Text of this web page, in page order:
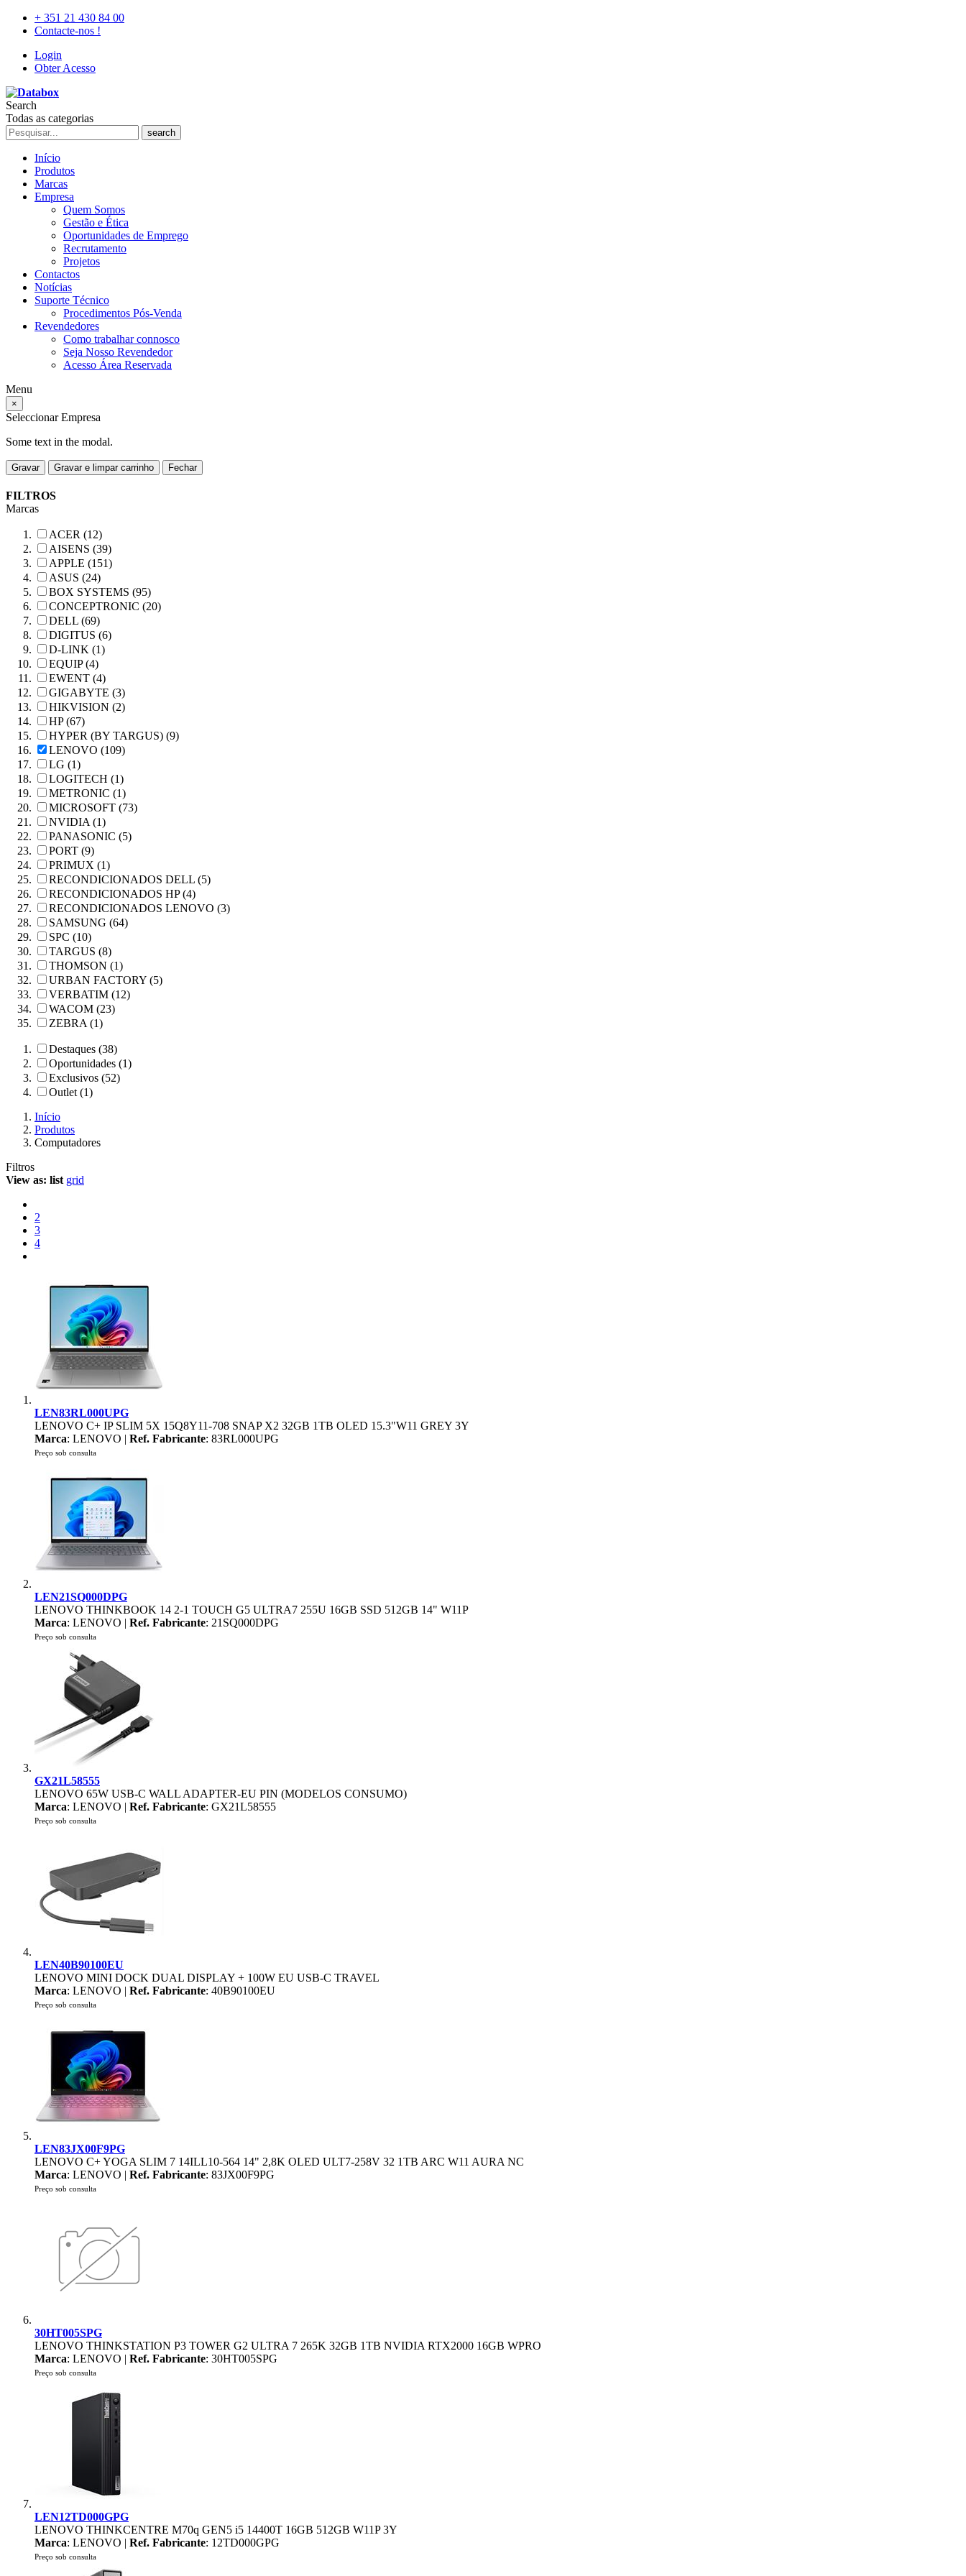
+ 351 21 430 84 00
Contacte-nos !
Login
Obter Acesso
Search
Todas as categorias
search
Início
Produtos
Marcas
Empresa
Quem Somos
Gestão e Ética
Oportunidades de Emprego
Recrutamento
Projetos
Contactos
Notícias
Suporte Técnico
Procedimentos Pós-Venda
Revendedores
Como trabalhar connosco
Seja Nosso Revendedor
Acesso Área Reservada
Menu
×
Seleccionar Empresa
Some text in the modal.
Gravar Gravar e limpar carrinho Fechar
FILTROS
Marcas
ACER (12)
AISENS (39)
APPLE (151)
ASUS (24)
BOX SYSTEMS (95)
CONCEPTRONIC (20)
DELL (69)
DIGITUS (6)
D-LINK (1)
EQUIP (4)
EWENT (4)
GIGABYTE (3)
HIKVISION (2)
HP (67)
HYPER (BY TARGUS) (9)
LENOVO (109)
LG (1)
LOGITECH (1)
METRONIC (1)
MICROSOFT (73)
NVIDIA (1)
PANASONIC (5)
PORT (9)
PRIMUX (1)
RECONDICIONADOS DELL (5)
RECONDICIONADOS HP (4)
RECONDICIONADOS LENOVO (3)
SAMSUNG (64)
SPC (10)
TARGUS (8)
THOMSON (1)
URBAN FACTORY (5)
VERBATIM (12)
WACOM (23)
ZEBRA (1)
Destaques (38)
Oportunidades (1)
Exclusivos (52)
Outlet (1)
Início
Produtos
Computadores
Filtros
View as: list grid
2
3
4
LEN83RL000UPG
LENOVO C+ IP SLIM 5X 15Q8Y11-708 SNAP X2 32GB 1TB OLED 15.3"W11 GREY 3Y
Marca: LENOVO | Ref. Fabricante: 83RL000UPG
Preço sob consulta
LEN21SQ000DPG
LENOVO THINKBOOK 14 2-1 TOUCH G5 ULTRA7 255U 16GB SSD 512GB 14" W11P
Marca: LENOVO | Ref. Fabricante: 21SQ000DPG
Preço sob consulta
GX21L58555
LENOVO 65W USB-C WALL ADAPTER-EU PIN (MODELOS CONSUMO)
Marca: LENOVO | Ref. Fabricante: GX21L58555
Preço sob consulta
LEN40B90100EU
LENOVO MINI DOCK DUAL DISPLAY + 100W EU USB-C TRAVEL
Marca: LENOVO | Ref. Fabricante: 40B90100EU
Preço sob consulta
LEN83JX00F9PG
LENOVO C+ YOGA SLIM 7 14ILL10-564 14" 2,8K OLED ULT7-258V 32 1TB ARC W11 AURA NC
Marca: LENOVO | Ref. Fabricante: 83JX00F9PG
Preço sob consulta
30HT005SPG
LENOVO THINKSTATION P3 TOWER G2 ULTRA 7 265K 32GB 1TB NVIDIA RTX2000 16GB WPRO
Marca: LENOVO | Ref. Fabricante: 30HT005SPG
Preço sob consulta
LEN12TD000GPG
LENOVO THINKCENTRE M70q GEN5 i5 14400T 16GB 512GB W11P 3Y
Marca: LENOVO | Ref. Fabricante: 12TD000GPG
Preço sob consulta